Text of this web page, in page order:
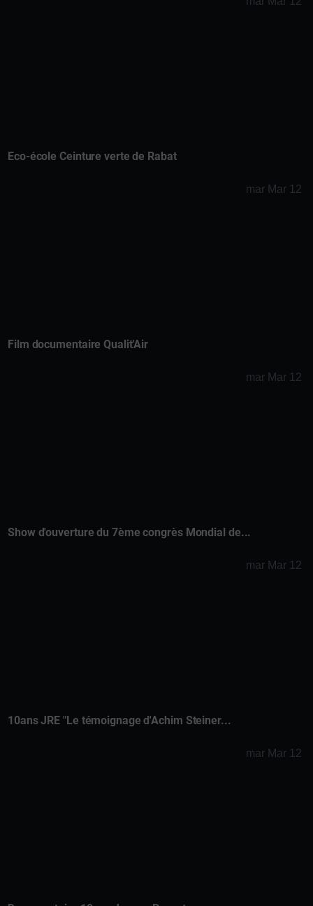
Eco-école Ceinture verte de Rabat
mar Mar 12
Film documentaire Qualit'Air
mar Mar 12
Show d'ouverture du 7ème congrès Mondial de...
mar Mar 12
10ans JRE "Le témoignage d'Achim Steiner...
mar Mar 12